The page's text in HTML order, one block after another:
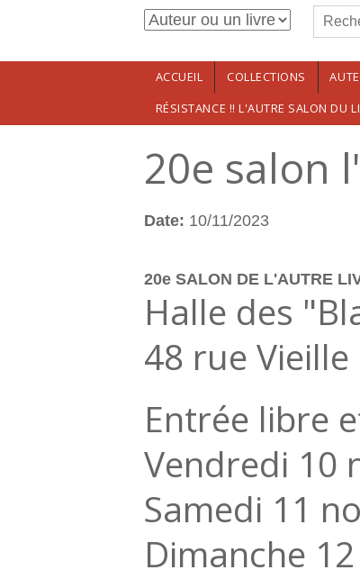
Aller au contenu principalFormulaire
ACCUEIL COLLECTIONS
RÉSISTANCE !! L'AUTRE SALON DU
20e salon
Date: 10/11/2023
20e SALON DE L'AUTRE
Halle des
48 rue
Entrée libre
Vendredi 10
Samedi 11
Dimanche